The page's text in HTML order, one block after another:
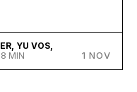
YU VOS,
MIN 1 NOV